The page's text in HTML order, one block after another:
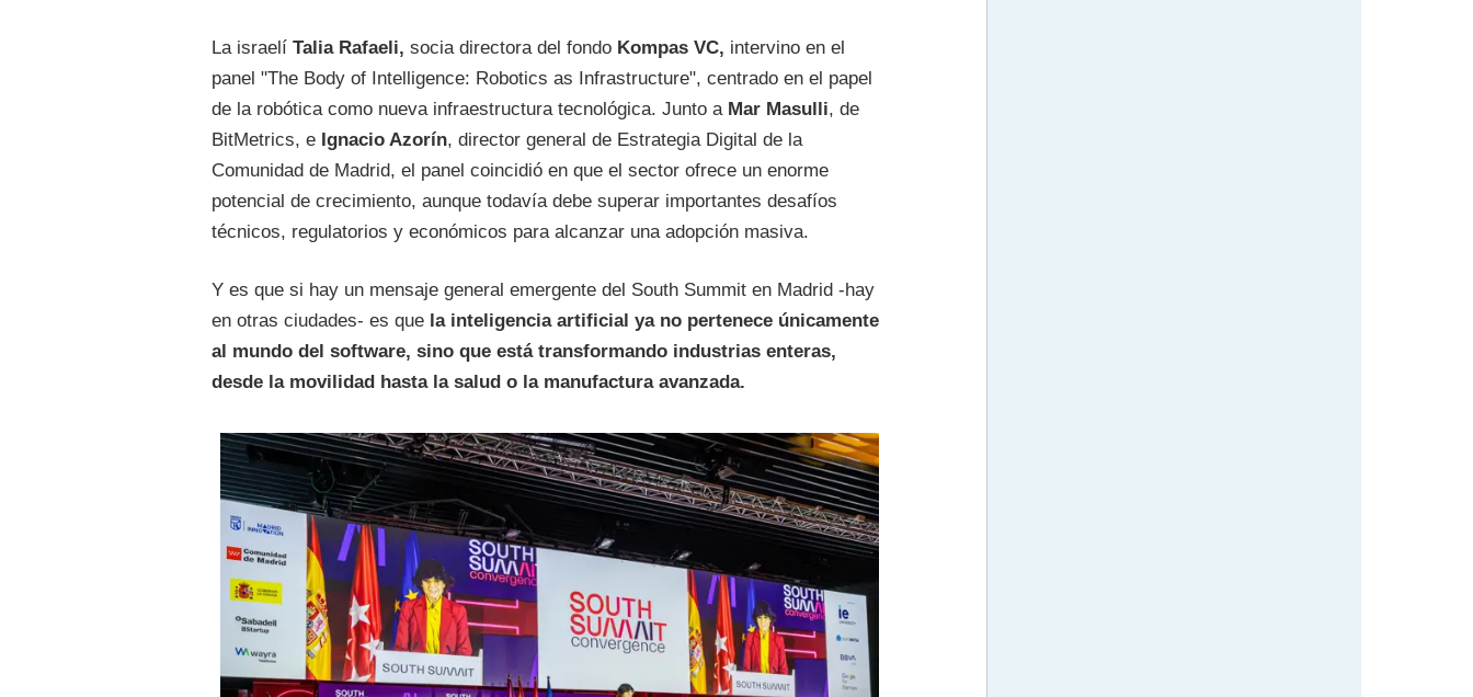
La israelíTalia Rafaeli,socia directora del fondo Kompas VC, intervino en el
panel "The Body of Intelligence: Robotics as Infrastructure", centrado en el papel
de la robótica como nueva infraestructura tecnológica. Junto a Mar Masulli, de
BitMetrics, e Ignacio Azorín, director general de Estrategia Digital de la
Comunidad de Madrid, el panel coincidió en que el sector ofrece un enorme
potencial de crecimiento, aunque todavía debe superar importantes desafíos
técnicos, regulatorios y económicos para alcanzar una adopción masiva.
Y es que si hay un mensaje general emergente del South Summit en Madrid -hay
en otras ciudades- es que la inteligencia artificial ya no pertenece únicamente
al mundo del software, sino que está transformando industrias enteras,
desde la movilidad hasta la salud o la manufactura avanzada.